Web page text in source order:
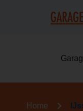
Home